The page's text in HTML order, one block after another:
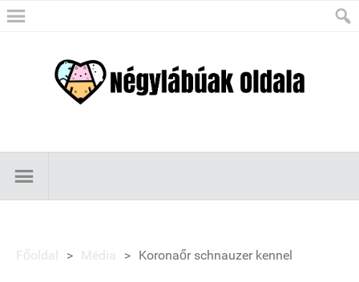
Főoldal > Média > Koronaőr schnauzer kennel